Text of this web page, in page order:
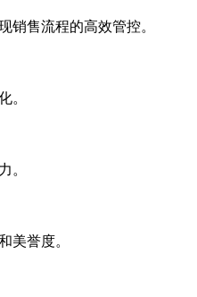
销售流程的高效管控。
。
。
美誉度。